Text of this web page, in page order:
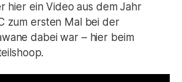
hier ein Video aus dem Jahr
zum ersten Mal bei der
dabei war – hier beim